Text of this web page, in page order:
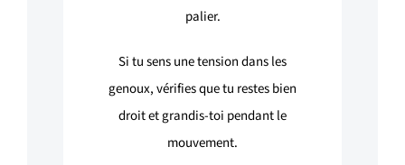
palier.
Si tu sens une tension dans les
genoux, vérifies que tu restes bien
droit et grandis-toi pendant le
mouvement.